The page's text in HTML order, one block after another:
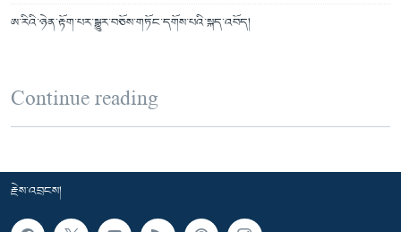
ཨ་རིའི་ཉེན་རྟོག་པར་སྒྱུར་བཅོས་གཏོང་དགོས་པའི་སྐད་འབོད།
Continue reading
རྗེས་འབྲངས།